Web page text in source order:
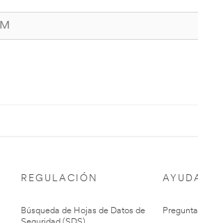
REGULACIÓN
Búsqueda de Hojas de Datos de